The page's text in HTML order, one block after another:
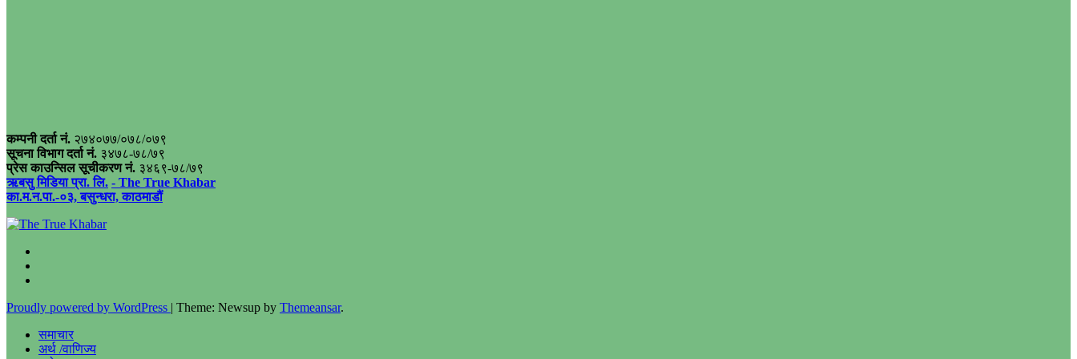
कम्पनी दर्ता नं. २७४०७७/०७८/०७९
सूचना विभाग दर्ता नं. ३४७८-७८/७९
प्रेस काउन्सिल सूचीकरण नं. ३४६९-७८/७९
ऋबसु मिडिया प्रा. लि. - The True Khabar
का.म.न.पा.-०३, बसुन्धरा, काठमाडौं
Proudly powered by WordPress | Theme: Newsup by Themeansar.
समाचार
अर्थ /वाणिज्य